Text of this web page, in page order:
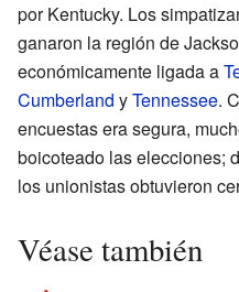
por Kentucky. Los
ganaron la región de
económicamente ligada a
Cumberland yTennessee.
encuestas era segura,
boicoteado las elecciones;
los unionistas obtuvieron
Véase también